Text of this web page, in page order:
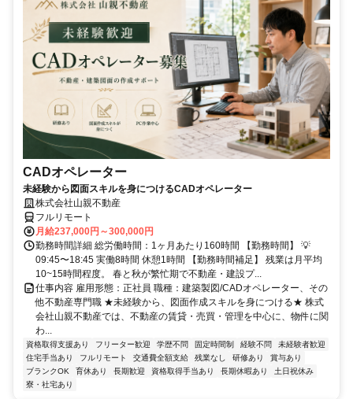
CADオペレーター
未経験から図面スキルを身につけるCADオペレーター
株式会社山親不動産
フルリモート
月給237,000円～300,000円
勤務時間詳細 総労働時間：1ヶ月あたり160時間 【勤務時間】 💡
09:45〜18:45 実働8時間 休憩1時間 【勤務時間補足】 残業は月平均
10~15時間程度。 春と秋が繁忙期で不動産・建設プ...
仕事内容 雇用形態：正社員 職種：建築製図/CADオペレーター、その
他不動産専門職 ★未経験から、図面作成スキルを身につける★ 株式
会社山親不動産では、不動産の賃貸・売買・管理を中心に、物件に関
わ...
資格取得支援あり フリーター歓迎 学歴不問 固定時間制 経験不問
未経験者歓迎
住宅手当あり
フルリモート 交通費全額支給 残業なし 研修あり
賞与あり
ブランクOK
育休あり 長期歓迎 資格取得手当あり 長期休暇あり
土日祝休み
寮・社宅あり